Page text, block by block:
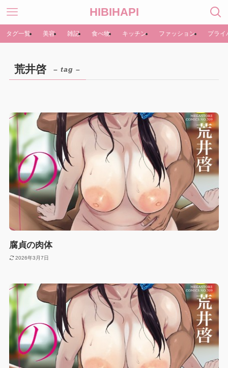
HIBIHAPI
タグ一覧 美容 雑記 食べ物 キッチン ファッション プライ
荒井啓 – tag –
腐貞の肉体
2026年3月7日